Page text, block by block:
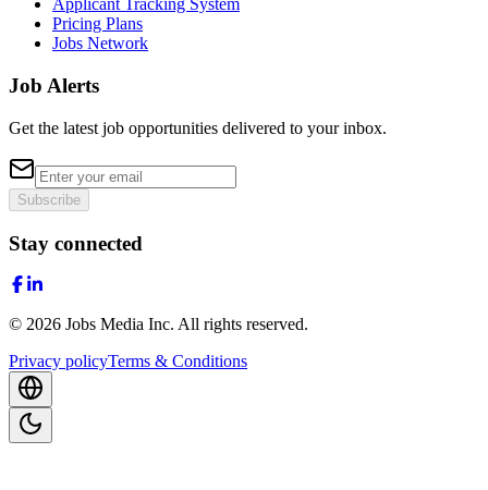
Applicant Tracking System
Pricing Plans
Jobs Network
Job Alerts
Get the latest job opportunities delivered to your inbox.
Subscribe
Stay connected
© 2026 Jobs Media Inc. All rights reserved.
Privacy policyTerms & Conditions